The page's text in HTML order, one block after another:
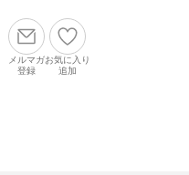
メルマガ
登録
お気に入り
追加